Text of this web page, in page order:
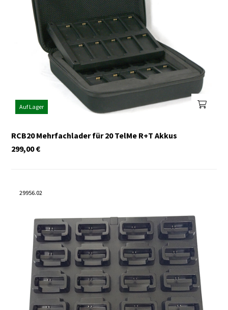
Auf Lager
RCB20 Mehrfachlader für 20 TelMe R+T Akkus
€
299,00
29956.02